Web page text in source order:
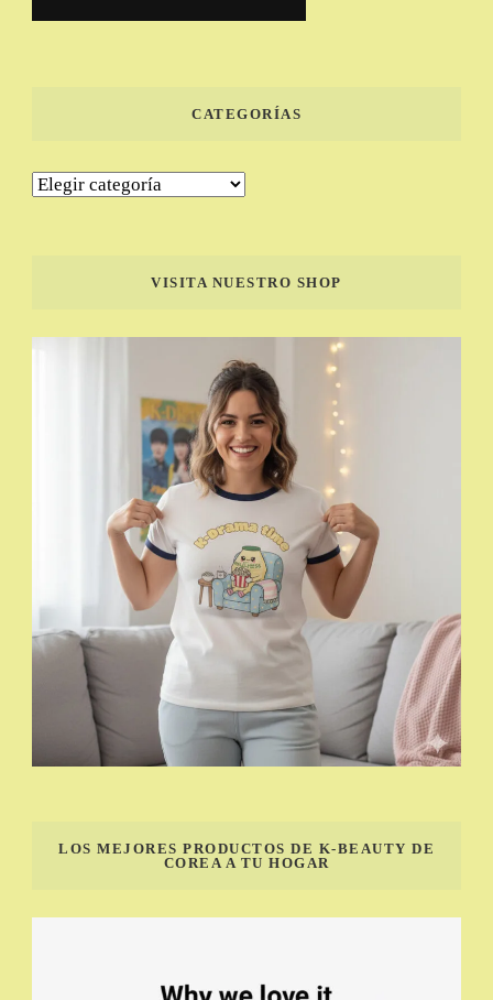
CATEGORÍAS
Categorías
VISITA NUESTRO SHOP
LOS MEJORES PRODUCTOS DE K-BEAUTY DE
COREA A TU HOGAR